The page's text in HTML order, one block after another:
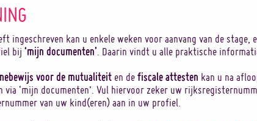
ingeschreven kan u enkele weken voor aanvang van de stage,
bij ‘mijn documenten’ . Daarin vindt u alle praktische
voor de mutualiteit en defiscale attesten kan u na
via ‘mijn documenten’. Vul hiervoor zeker uw
van uw kind(eren) aan in uw profiel.